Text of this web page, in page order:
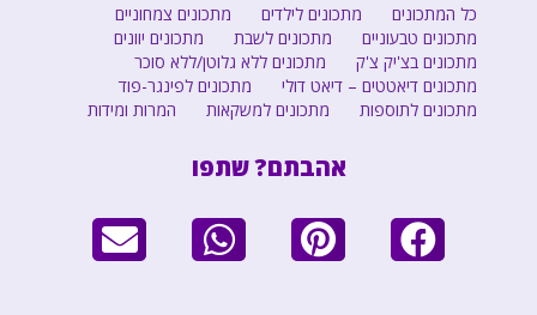
כל המתכונים מתכונים לילדים
מתכונים צמחוניים
מתכונים טבעוניים
מתכונים לשבת
מתכונים יוונים
מתכונים בצ'יק צ'ק
מתכונים ללא גלוטן/ללא סוכר
מתכונים דיאטטים – דיאט דולי
מתכונים לפינגר-פוד
מתכונים לתוספות
מתכונים למשקאות המרות ומידות
אהבתם? שתפו